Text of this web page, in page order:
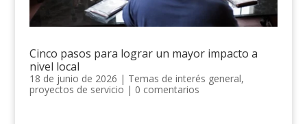
Cinco pasos para lograr un mayor impacto a
nivel local
18 de junio de 2026 | Temas de interés general,
proyectos de servicio | 0 comentarios